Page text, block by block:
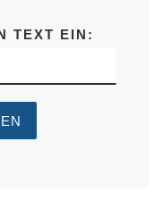
TEXT EIN: